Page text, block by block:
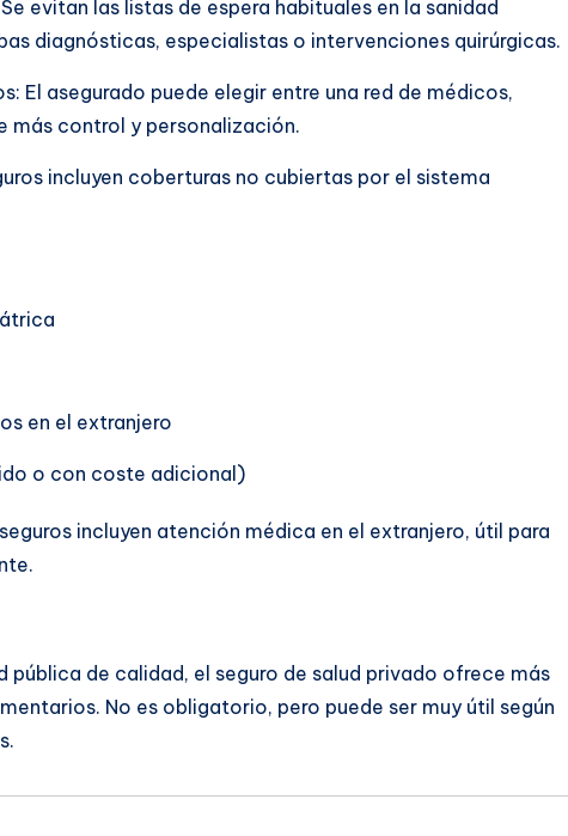
evitan las listas de espera habituales en la sanidad
diagnósticas, especialistas o intervenciones quirúrgicas.
El asegurado puede elegir entre una red de médicos,
más control y personalización.
incluyen coberturas no cubiertas por el sistema
en el extranjero
o con coste adicional)
incluyen atención médica en el extranjero, útil para
pública de calidad, el seguro de salud privado ofrece más
No es obligatorio, pero puede ser muy útil según